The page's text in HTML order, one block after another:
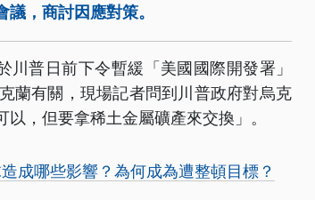
，商討因應對策。
普日前下令暫緩「美國國際開發署」
蘭有關，現場記者問到川普政府對烏克
，但要拿稀土金屬礦產來交換」。
成哪些影響？為何成為遭整頓目標？